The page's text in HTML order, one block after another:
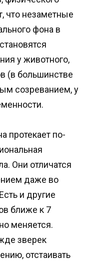
что незаметные
фона в
у животного,
(в большинстве
созреванием, у
протекает по-
Они отличатся
даже во
и другие
ближе к 7
меняется.
зверек
отстаивать